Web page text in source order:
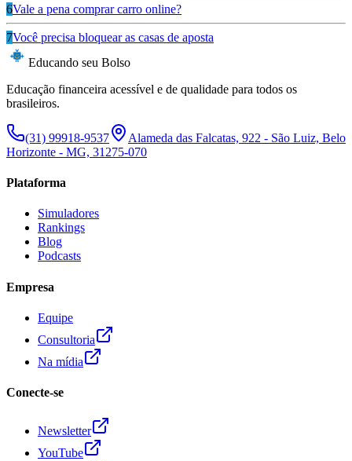
6Vale a pena comprar carro online?
7Você precisa bloquear as casas de aposta
Educando seu Bolso
Educação financeira acessível e de qualidade para todos os
brasileiros.
(31) 99918-9537
Alameda das Falcatas, 922 - São Luiz, Belo
Horizonte - MG, 31275-070
Plataforma
Simuladores
Rankings
Blog
Podcasts
Empresa
Equipe
Consultoria
Na mídia
Conecte-se
Newsletter
YouTube